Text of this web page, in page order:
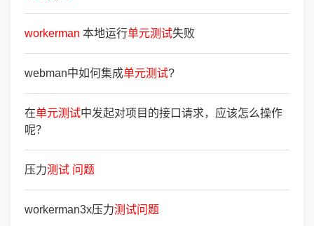
workerman 本地运行单元测试失败
webman中如何集成单元测试?
在单元测试中发起对项目的接口请求，应该怎么操作
呢？
压力测试 问题
workerman3x压力测试问题